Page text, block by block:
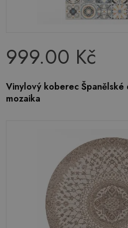
999.00 Kč
Vinylový koberec Španělské
mozaika